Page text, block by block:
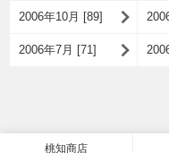
2006年10月 [89]
2006年7月 [71]
桃知商店